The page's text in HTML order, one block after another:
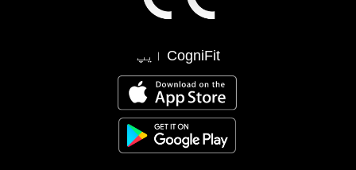
CogniFit ایپ